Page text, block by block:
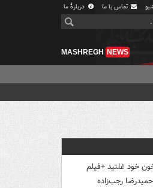
تماس با ما دربارهٔ ما
MASHREGH NEWS
خود غلتید +فیلم
رجب‌زاده